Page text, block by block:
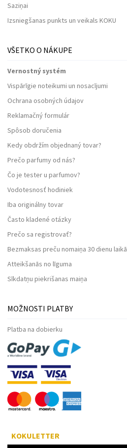
Saziņai
Izsniegšanas punkts un veikals KOKU
VŠETKO O NÁKUPE
Vernostný systém
Vispārīgie noteikumi un nosacījumi
Ochrana osobných údajov
Reklamačný formulár
Spôsob doručenia
Kedy obdržím objednaný tovar?
Prečo parfumy od nás?
Čo je tester u parfumov?
Vodotesnosť hodiniek
Iba originálny tovar
Často kladené otázky
Prečo sa registrovať?
Bezmaksas preču nomaiņa 30 dienu laikā
Atteikšanās no līguma
Sīkdatņu piekrišanas maiņa
MOŽNOSTI PLATBY
Platba na dobierku
KOKULETTER